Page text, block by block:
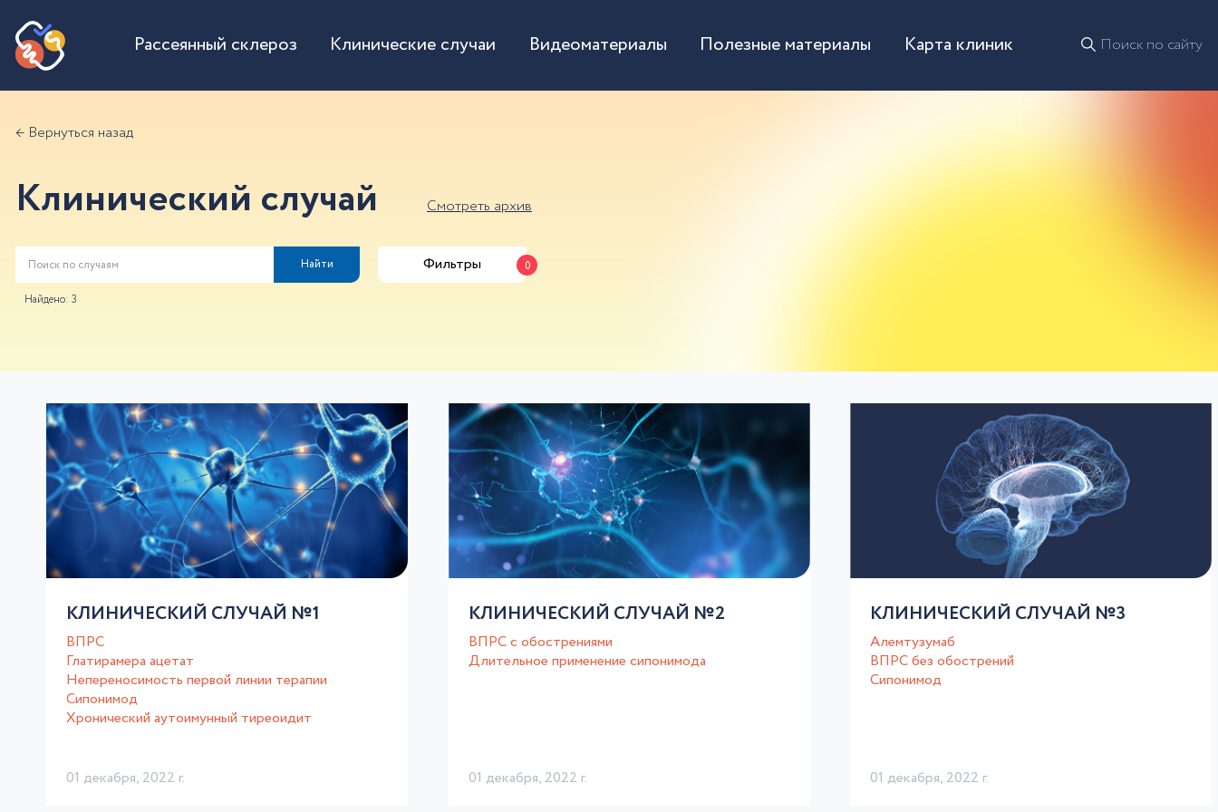
Рассеянный склероз Клинические случаи Видеоматериалы Полезные материалы Карта клиник Поиск по сайту
← Вернуться назад
Клинический случай Смотреть архив
Найти Фильтры 0
Найдено: 3
КЛИНИЧЕСКИЙ СЛУЧАЙ №1
ВПРС
Глатирамера ацетат
Непереносимость первой линии терапии
Сипонимод
Хронический аутоимунный тиреоидит
01 декабря, 2022 г.
КЛИНИЧЕСКИЙ СЛУЧАЙ №2
ВПРС с обострениями
Длительное применение сипонимода
01 декабря, 2022 г.
КЛИНИЧЕСКИЙ СЛУЧАЙ №3
Алемтузумаб
ВПРС без обострений
Сипонимод
01 декабря, 2022 г.